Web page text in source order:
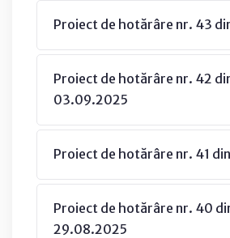
Proiect de hotărâre nr. 43
Proiect de hotărâre nr. 42
03.09.2025
Proiect de hotărâre nr. 41
Proiect de hotărâre nr. 40
29.08.2025